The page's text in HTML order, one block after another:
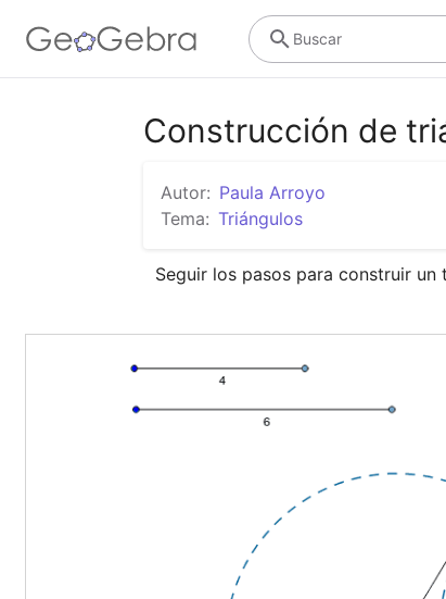
Buscar
Construcción de
Autor: Paula Arroyo
Tema: Triángulos
Seguir los pasos para construir